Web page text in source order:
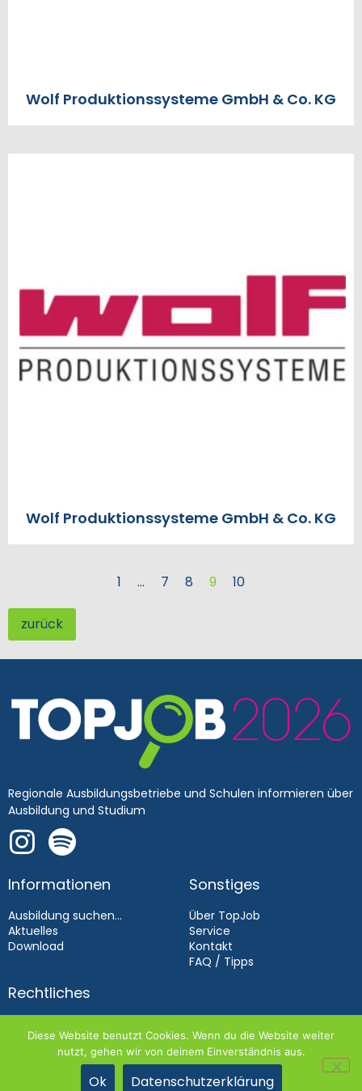
Wolf Produktionssysteme GmbH & Co. KG
Wolf Produktionssysteme GmbH & Co. KG
1 … 7 8 9 10
zurück
Regionale Ausbildungsbetriebe und Schulen informieren über
Ausbildung und Studium
Informationen
Ausbildung suchen...
Aktuelles
Download
Sonstiges
Über TopJob
Service
Kontakt
FAQ / Tipps
Rechtliches
Datenschutz
Aussteller­bedingungen 2026
Diese Website benutzt Cookies. Wenn du die Website weiter
nutzt, gehen wir von deinem Einverständnis aus.
Ok Datenschutzerklärung